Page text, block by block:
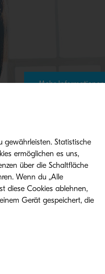
Mehr Informationen
gewährleisten. Statistische
ermöglichen es uns,
über die Schaltfläche
Wenn du „Alle
diese Cookies ablehnen,
Gerät gespeichert, die